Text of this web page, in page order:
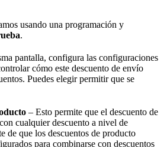
usando una programación y
.
pantalla, configura las configuraciones
cómo este descuento de envío
Puedes elegir permitir que se
– Esto permite que el descuento de
cualquier descuento a nivel de
de que los descuentos de producto
para combinarse con descuentos